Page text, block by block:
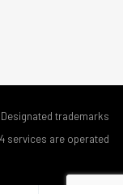
trademarks
services are operated